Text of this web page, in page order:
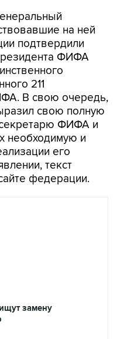
на ней
подтвердили
ФИФА
211
В свою очередь,
свою полную
ФИФА и
необходимую и
его
текст
федерации.
замену